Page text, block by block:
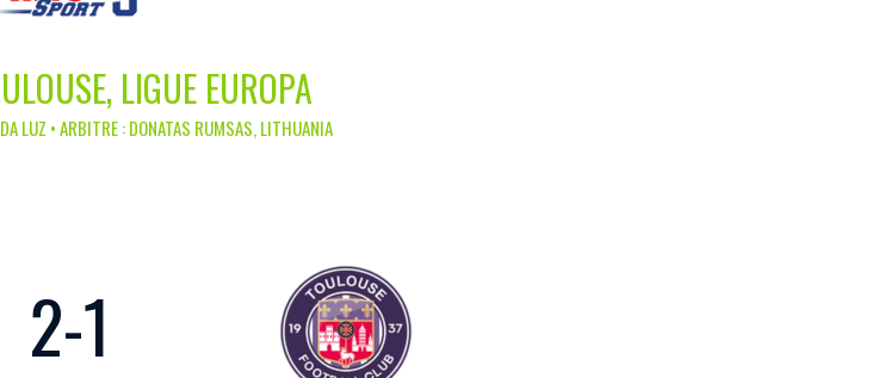
LIGUE EUROPA
LUZ • ARBITRE : DONATAS RUMSAS, LITHUANIA
2-1